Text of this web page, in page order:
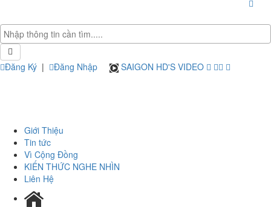
Đăng Ký | Đăng Nhập SAIGON HD'S VIDEO
Giới Thiệu
Tin tức
Vì Cộng Đồng
KIẾN THỨC NGHE NHÌN
Liên Hệ